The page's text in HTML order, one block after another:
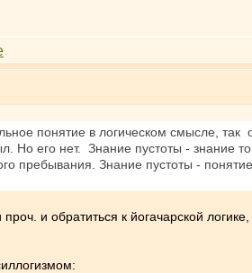
понятие в логическом смысле,
его нет. Знание пустоты - знание
пребывания. Знание пустоты -
и обратиться к йогачарской